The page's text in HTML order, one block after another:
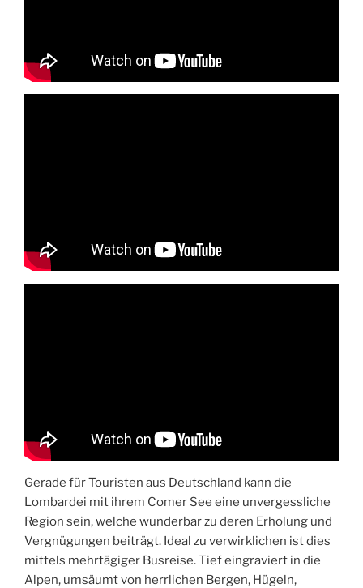
Gerade für Touristen aus Deutschland kann die
Lombardei mit ihrem Comer See eine unvergessliche
Region sein, welche wunderbar zu deren Erholung und
Vergnügungen beiträgt. Ideal zu verwirklichen ist dies
mittels mehrtägiger Busreise. Tief eingraviert in die
Alpen, umsäumt von herrlichen Bergen, Hügeln,